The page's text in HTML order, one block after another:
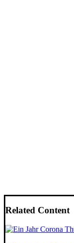
Related Content